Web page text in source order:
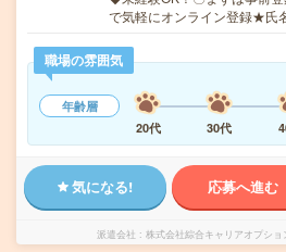
で気軽にオンライン登録★氏
職場の雰囲気
年齢層
20代
30代
気になる! 応募へ進む
派遣会社 株式会社綜合キャリアオプシ